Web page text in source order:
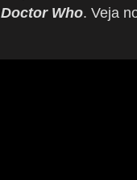
Doctor Who. Veja